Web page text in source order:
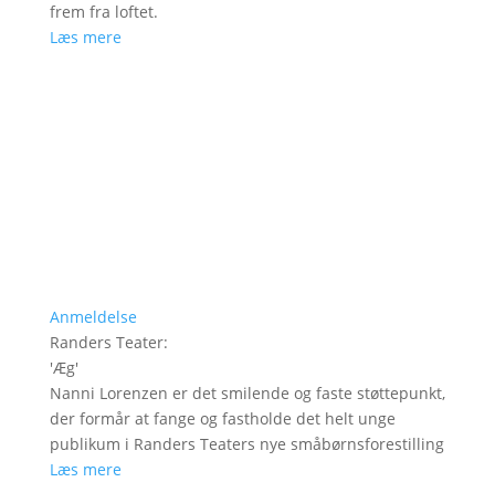
frem fra loftet.
Læs mere
Anmeldelse
Randers Teater:
'Æg'
Nanni Lorenzen er det smilende og faste støttepunkt,
der formår at fange og fastholde det helt unge
publikum i Randers Teaters nye småbørnsforestilling
Læs mere